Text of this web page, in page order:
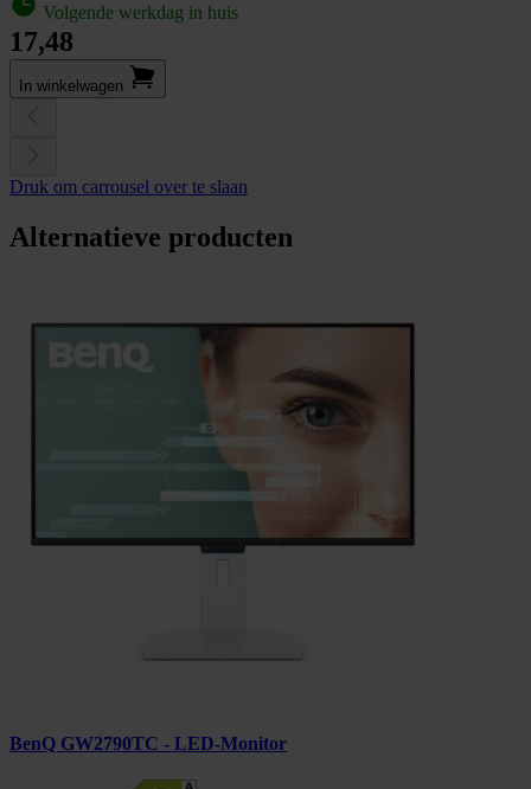
Volgende werkdag in huis
17,48
In winkel­wagen
Druk om carrousel over te slaan
Alternatieve producten
BenQ GW2790TC - LED-Monitor